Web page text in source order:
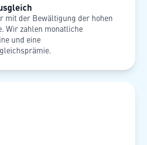
mit der Bewältigung der hohen
Wir zahlen monatliche
und eine